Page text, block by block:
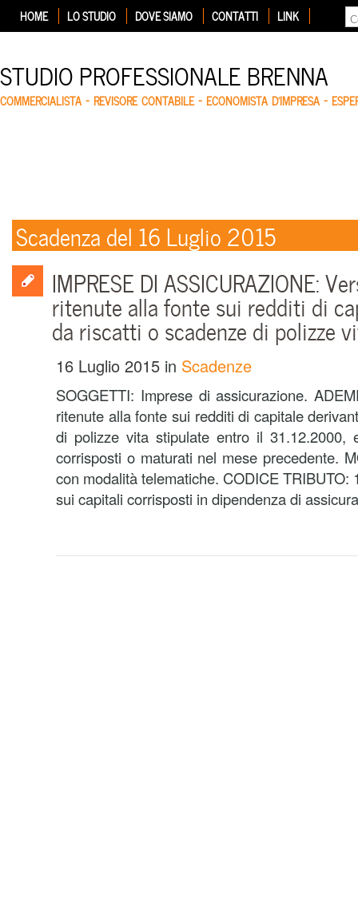
HOME LO STUDIO DOVE SIAMO CONTATTI LINK
STUDIO PROFESSIONALE BRENNA
COMMERCIALISTA – REVISORE CONTABILE – ECONOMISTA D'IMPRESA –
Scadenza del 16 Luglio 2015
IMPRESE DI ASSICURAZIONE:
ritenute alla fonte sui redditi di
da riscatti o scadenze di polizze
16 Luglio 2015 in Scadenze
SOGGETTI: Imprese di assicurazione.
ritenute alla fonte sui redditi di capitale
di polizze vita stipulate entro il 31.12.2000,
corrisposti o maturati nel mese precedente.
con modalità telematiche. CODICE TRIBUTO:
sui capitali corrisposti in dipendenza di